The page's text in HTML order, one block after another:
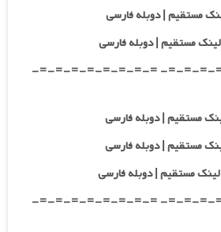
-=-=-=-=-=-=-=-=-=-=- =-
-=-=-=-=-=-=-=-=-=-=- =-